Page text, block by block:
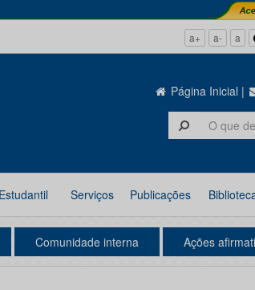
a+ a- a
Página Inicial |
Serviços Publicações
Comunidade interna Ações